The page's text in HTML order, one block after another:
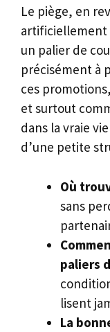
Le piège, en
artificiellement
un palier de
précisément à
ces
et surtout
dans la vraie
d’une petite
Où
sans
paliers
lisent
La